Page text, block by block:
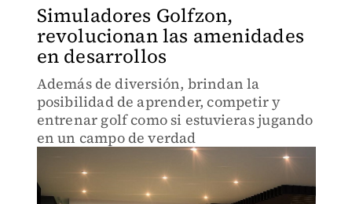
Simuladores Golfzon,
revolucionan las amenidades
en desarrollos
Además de diversión, brindan la
posibilidad de aprender, competir y
entrenar golf como si estuvieras jugando
en un campo de verdad